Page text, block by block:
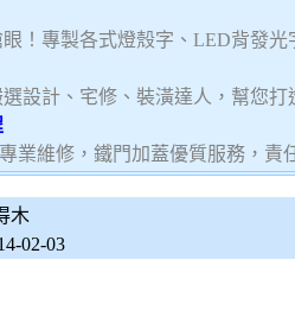
眼！專製各式燈殼字、LED背發
設計、宅修、裝潢達人，幫您
業維修，鐵門加蓋優質服務，責
木
02-03